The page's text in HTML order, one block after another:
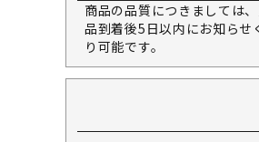
商品の品質につきましては
品到着後5日以内にお知ら
り可能です。